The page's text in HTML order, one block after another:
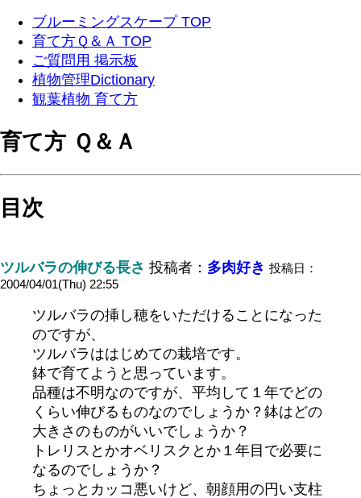
ブルーミングスケープ TOP
育て方Ｑ＆Ａ TOP
ご質問用 掲示板
植物管理Dictionary
観葉植物 育て方
育て方 Ｑ＆Ａ
目次
ツルバラの伸びる長さ 投稿者： 多肉好き 投稿日：
2004/04/01(Thu) 22:55
ツルバラの挿し穂をいただけることになった
のですが、
ツルバラははじめての栽培です。
鉢で育てようと思っています。
品種は不明なのですが、平均して１年でどの
くらい伸びるものなのでしょうか？鉢はどの
大きさのものがいいでしょうか？
トレリスとかオベリスクとか１年目で必要に
なるのでしょうか？
ちょっとカッコ悪いけど、朝顔用の円い支柱